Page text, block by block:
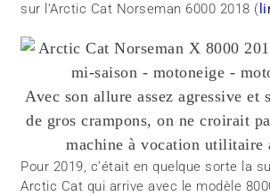
sur l’Arctic Cat Norseman 6000 2018 (
Avec son allure assez agressive et
de gros crampons, on ne croirait
machine à vocation utilitaire
Pour 2019, c’était en quelque sorte la
Arctic Cat qui arrive avec le modèle